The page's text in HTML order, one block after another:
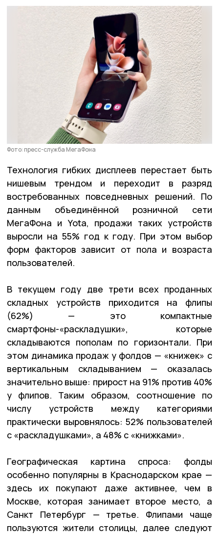
Фото: пресс-служба МегаФона
Технология гибких дисплеев перестает быть
нишевым трендом и переходит в разряд
востребованных повседневных решений. По
данным объединённой розничной сети
МегаФона и Yota, продажи таких устройств
выросли на 55% год к году. При этом выбор
форм факторов зависит от пола и возраста
пользователей.
В текущем году две трети всех проданных
складных устройств приходится на флипы
(62%) — это компактные
смартфоны-«раскладушки», которые
складываются пополам по горизонтали. При
этом динамика продаж у фолдов — «книжек» с
вертикальным складыванием — оказалась
значительно выше: прирост на 91% против 40%
у флипов. Таким образом, соотношение по
числу устройств между категориями
практически выровнялось: 52% пользователей
с «раскладушками», а 48% с «книжками».
Географическая картина спроса: фолды
особенно популярны в Краснодарском крае —
здесь их покупают даже активнее, чем в
Москве, которая занимает второе место, а
Санкт Петербург — третье. Флипами чаще
пользуются жители столицы, далее следуют